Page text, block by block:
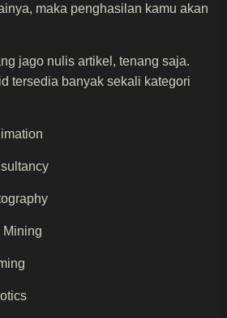
maka penghasilan kamu akan
jago nulis artikel, tenang saja.
tersedia banyak sekali kategori
Mining